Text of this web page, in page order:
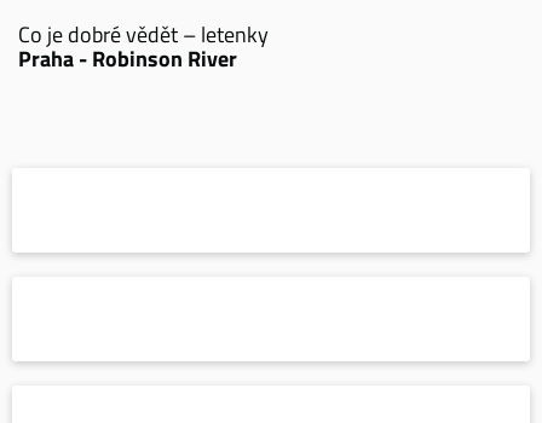
Co je dobré vědět – letenky
Praha - Robinson River